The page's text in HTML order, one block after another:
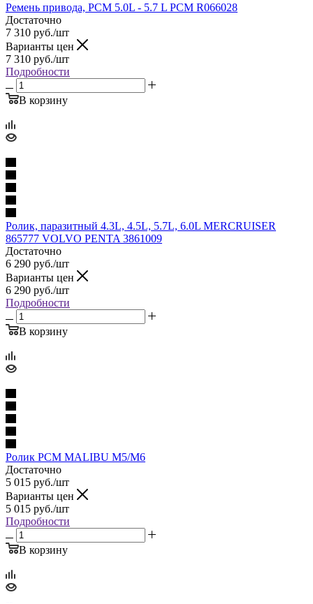
Ремень привода, PCM 5.0L - 5.7 L PCM R066028
Достаточно
7 310 руб./шт
Варианты цен
7 310 руб./шт
Подробности
В корзину
Ролик, паразитный 4.3L, 4.5L, 5.7L, 6.0L MERCRUISER
865777 VOLVO PENTA 3861009
Достаточно
6 290 руб./шт
Варианты цен
6 290 руб./шт
Подробности
В корзину
Ролик PCM MALIBU M5/M6
Достаточно
5 015 руб./шт
Варианты цен
5 015 руб./шт
Подробности
В корзину